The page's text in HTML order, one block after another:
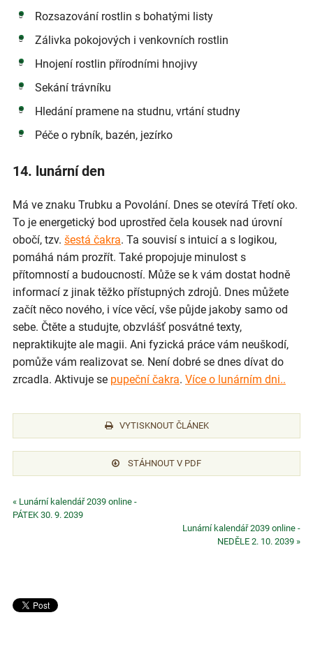
Rozsazování rostlin s bohatými listy
Zálivka pokojových i venkovních rostlin
Hnojení rostlin přírodními hnojivy
Sekání trávníku
Hledání pramene na studnu, vrtání studny
Péče o rybník, bazén, jezírko
14. lunární den
Má ve znaku Trubku a Povolání. Dnes se otevírá Třetí oko.
To je energetický bod uprostřed čela kousek nad úrovní
obočí, tzv. šestá čakra. Ta souvisí s intuicí a s logikou,
pomáhá nám prozřít. Také propojuje minulost s
přítomností a budoucností. Může se k vám dostat hodně
informací z jinak těžko přístupných zdrojů. Dnes můžete
začít něco nového, i více věcí, vše půjde jakoby samo od
sebe. Čtěte a studujte, obzvlášť posvátné texty,
nepraktikujte ale magii. Ani fyzická práce vám neuškodí,
pomůže vám realizovat se. Není dobré se dnes dívat do
zrcadla. Aktivuje se pupeční čakra. Více o lunárním dni..
VYTISKNOUT ČLÁNEK
STÁHNOUT V PDF
« Lunární kalendář 2039 online -
PÁTEK 30. 9. 2039
Lunární kalendář 2039 online -
NEDĚLE 2. 10. 2039 »